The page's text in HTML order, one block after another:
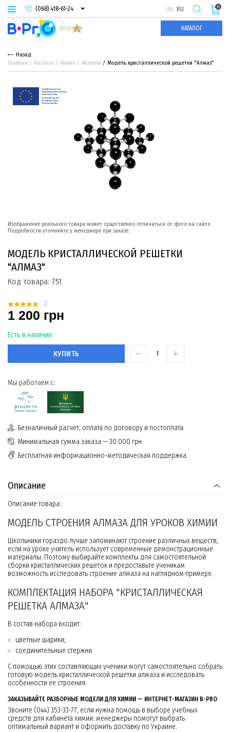
(068) 418-61-24
(093) 974-66-94
(095) 987-29-55
UA RU
КАТАЛОГ
0
Назад
Главная
Каталог Химия Модели Модель кристаллической решетки "Алмаз"
Изображение реального товара может существенно отличаться от фото на сайте.
Подробности уточняйте у менеджера при заказе.
МОДЕЛЬ КРИСТАЛЛИЧЕСКОЙ РЕШЕТКИ
"АЛМАЗ"
Код товара: 751
2
1 200 грн
Есть в наличие
КУПИТЬ
Мы работаем с:
Безналичный расчет, оплата по договору и постоплата
Минимальная сумма заказа — 30 000 грн
Бесплатная информационно-методическая поддержка
Описание
Описание товара:
МОДЕЛЬ СТРОЕНИЯ АЛМАЗА ДЛЯ УРОКОВ ХИМИИ
Школьники гораздо лучше запоминают строение различных веществ,
если на уроке учитель использует современные демонстрационные
материалы. Поэтому выбирайте комплекты для самостоятельной
сборки кристаллических решеток и предоставьте ученикам
возможность исследовать строение алмаза на наглядном примере.
КОМПЛЕКТАЦИЯ НАБОРА "КРИСТАЛЛИЧЕСКАЯ
РЕШЕТКА АЛМАЗА"
В состав набора входит:
цветные шарики;
соединительные стержни.
С помощью этих составляющих ученики могут самостоятельно собрать
готовую модель кристаллической решетки алмаза и исследовать
особенности ее строения.
ЗАКАЗЫВАЙТЕ РАЗБОРНЫЕ МОДЕЛИ ДЛЯ ХИМИИ — ИНТЕРНЕТ-МАГАЗИН B-PRO
Звоните (044) 353-33-77, если нужна помощь в выборе учебных
средств для кабинета химии: менеджеры помогут выбрать
оптимальный вариант и оформить доставку по Украине.